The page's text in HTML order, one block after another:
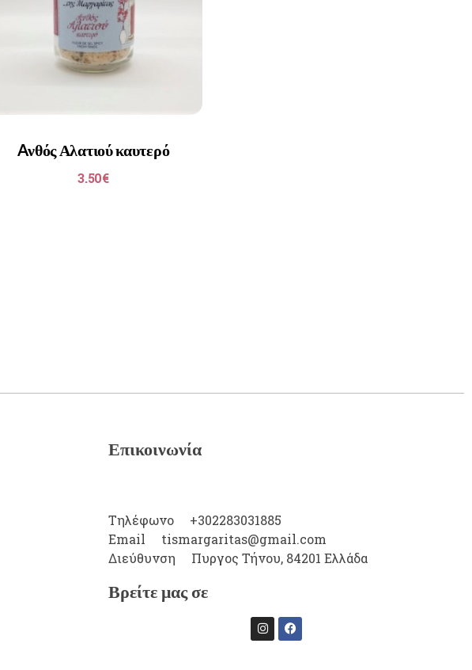
Aνθός Αλατιού καυτερό
3.50€
Επικοινωνία
Τηλέφωνο
+302283031885
Email
tismargaritas@gmail.com
Διεύθυνση
Πυργος Τήνου, 84201 Ελλάδα
Βρείτε μας σε